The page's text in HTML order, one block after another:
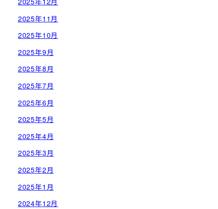
2025年11月
2025年10月
2025年9月
2025年8月
2025年7月
2025年6月
2025年5月
2025年4月
2025年3月
2025年2月
2025年1月
2024年12月